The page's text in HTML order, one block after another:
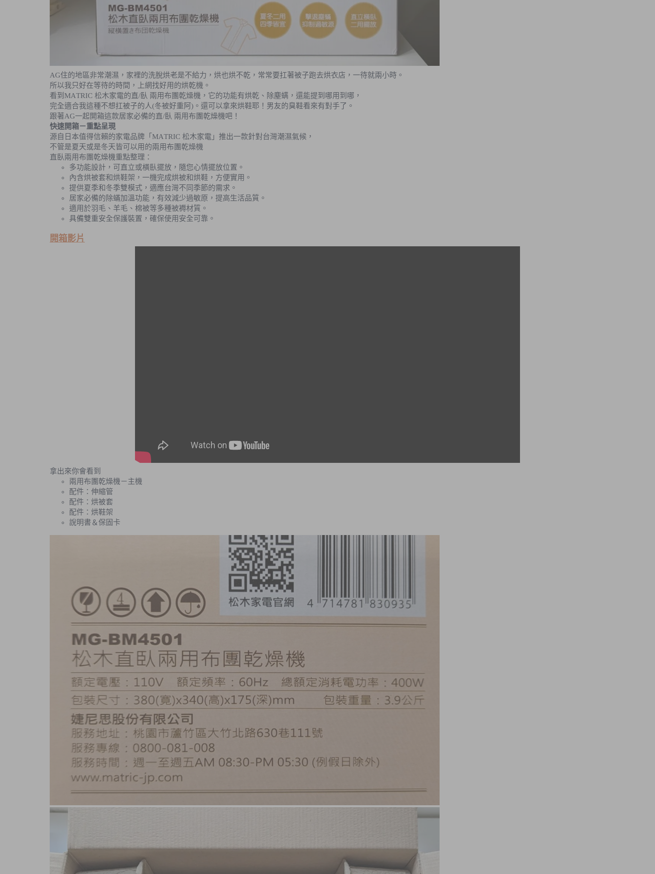
AG住的地區非常潮濕，家裡的洗脫烘老是不給力，烘也烘不乾，常常要扛著被子跑去烘衣店，一待就兩小時。
所以我只好在等待的時間，上網找好用的烘乾機。
看到MATRIC 松木家電的直/臥 兩用布團乾燥機，它的功能有烘乾、除塵螨，還能提到哪用到哪，
完全適合我這種不想扛被子的人(冬被好重阿)。還可以拿來烘鞋耶！男友的臭鞋看來有對手了。
跟著AG一起開箱這款居家必備的直/臥 兩用布團乾燥機吧！
快速開箱－重點呈現
源自日本值得信賴的家電品牌「MATRIC 松木家電」推出一款針對台灣潮濕氣候，
不管是夏天或是冬天皆可以用的兩用布團乾燥機
直臥兩用布團乾燥機重點整理：
多功能設計，可直立或橫臥擺放，隨您心情擺放位置。
內含烘被套和烘鞋架，一機完成烘被和烘鞋，方便實用。
提供夏季和冬季雙模式，適應台灣不同季節的需求。
居家必備的除蟎加溫功能，有效減少過敏原，提高生活品質。
適用於羽毛、羊毛、棉被等多種被褥材質。
具備雙重安全保護裝置，確保使用安全可靠。
開箱影片
拿出來你會看到
兩用布團乾燥機－主機
配件：伸縮管
配件：烘被套
配件：烘鞋架
說明書＆保固卡